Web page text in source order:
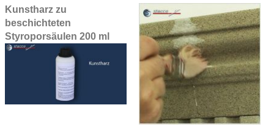
Kunstharz zu
beschichteten
Styroporsäulen 200 ml